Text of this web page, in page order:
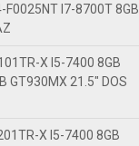
F0025NT I7-8700T 8GB
X I5-7400 8GB
GT930MX 21.5″ DOS
X I5-7400 8GB